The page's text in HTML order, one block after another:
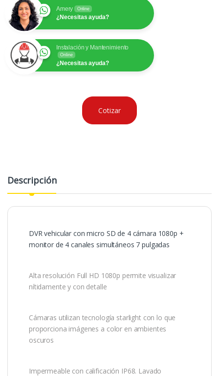
Amery Online
¿Necesitas ayuda?
Instalación y Mantenimiento
Online
¿Necesitas ayuda?
Cotizar
Descripción
DVR vehicular con micro SD de 4 cámara 1080p +
monitor de 4 canales simultáneos 7 pulgadas
Alta resolución Full HD 1080p permite visualizar
nítidamente y con detalle
Cámaras utilizan tecnología starlight con lo que
proporciona imágenes a color en ambientes
oscuros
Impermeable con calificación IP68. Lavado